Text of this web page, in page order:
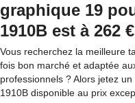
graphique 19
1910B est à 262 €
Vous recherchez la meilleure
fois bon marché et adaptée
professionnels ? Alors jetez
1910B disponible au prix